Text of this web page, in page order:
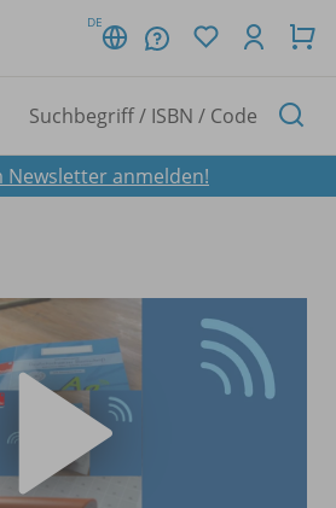
DE
Newsletter anmelden!